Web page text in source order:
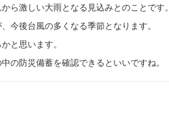
ら激しい大雨となる見込みとのことです。
今後台風の多くなる季節となります。
と思います。
の防災備蓄を確認できるといいですね。